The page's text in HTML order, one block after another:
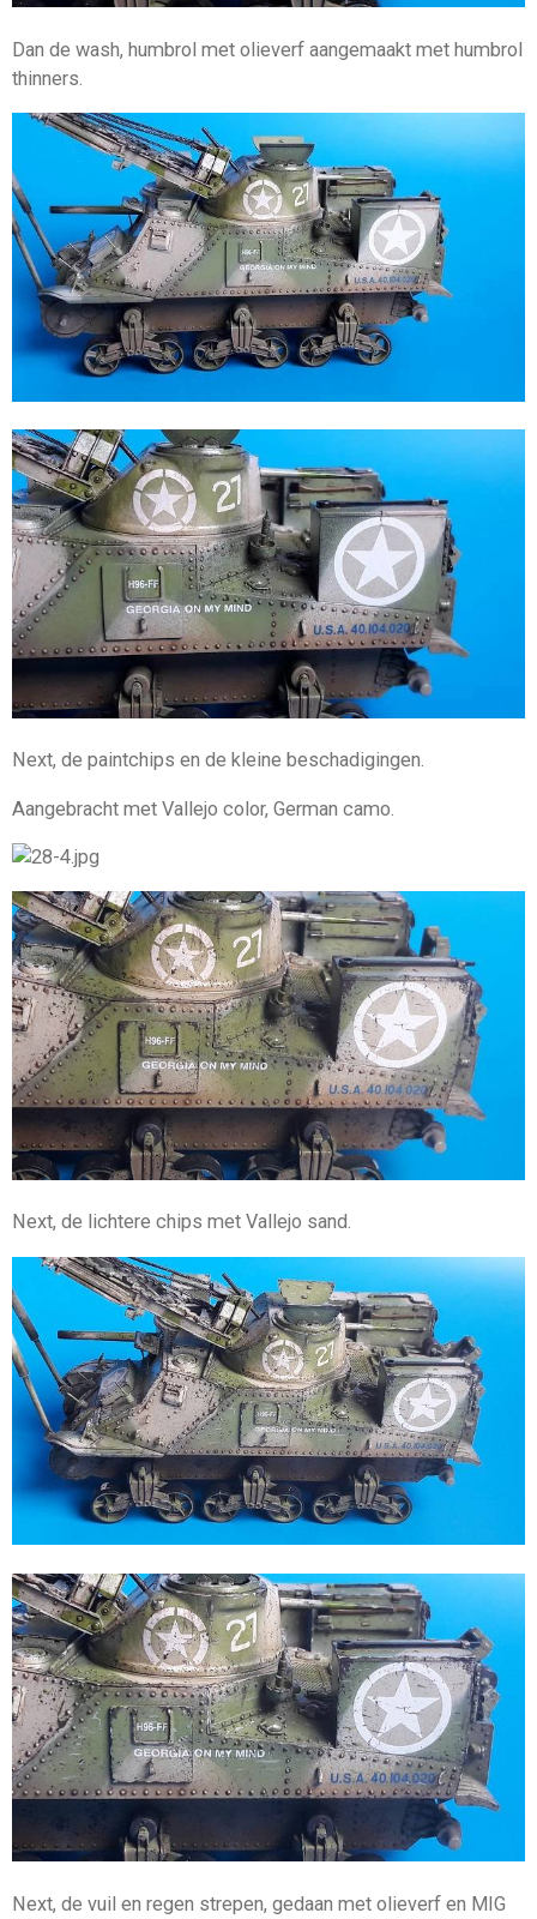
Dan de wash, humbrol met olieverf aangemaakt met humbrol
thinners.
Next, de paintchips en de kleine beschadigingen.
Aangebracht met Vallejo color, German camo.
Next, de lichtere chips met Vallejo sand.
Next, de vuil en regen strepen, gedaan met olieverf en MIG